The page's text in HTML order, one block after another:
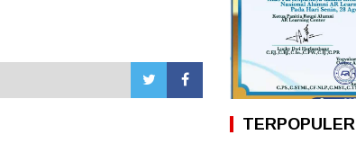
TERPOPULER